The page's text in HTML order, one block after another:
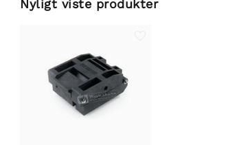
Nyligt viste produkter